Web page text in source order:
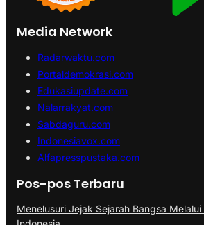
Media Network
Radarwaktu.com
Portaldemokrasi.com
Edukasiupdate.com
Nalarrakyat.com
Sabdaguru.com
Indonesiavox.com
Alfapresspustaka.com
Pos-pos Terbaru
Menelusuri Jejak Sejarah Bangsa